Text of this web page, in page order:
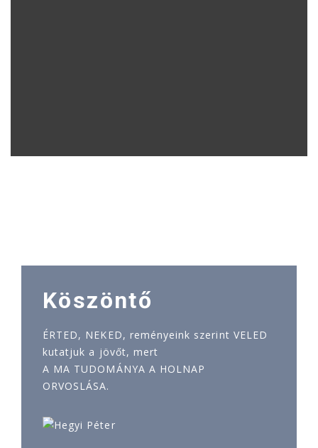
Köszöntő
ÉRTED, NEKED, reményeink szerint VELED
kutatjuk a jövőt, mert
A MA TUDOMÁNYA A HOLNAP
ORVOSLÁSA.